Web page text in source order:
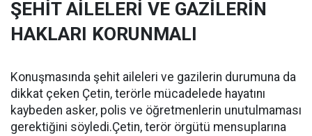
ŞEHİT AİLELERİ VE GAZİLERİN
HAKLARI KORUNMALI
Konuşmasında şehit aileleri ve gazilerin durumuna da
dikkat çeken Çetin, terörle mücadelede hayatını
kaybeden asker, polis ve öğretmenlerin unutulmaması
gerektiğini söyledi.Çetin, terör örgütü mensuplarına